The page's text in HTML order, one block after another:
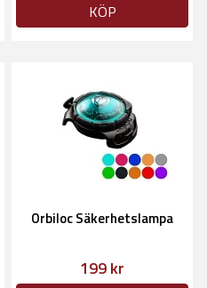
KÖP
Orbiloc Säkerhetslampa
199 kr